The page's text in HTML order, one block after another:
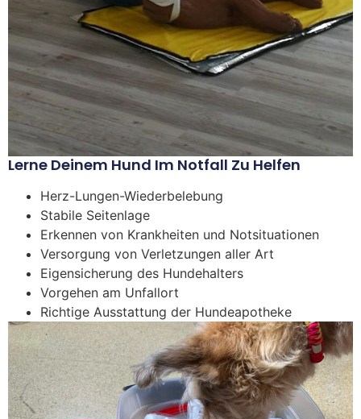
Lerne Deinem Hund Im Notfall Zu Helfen
Herz-Lungen-Wiederbelebung
Stabile Seitenlage
Erkennen von Krankheiten und Notsituationen
Versorgung von Verletzungen aller Art
Eigensicherung des Hundehalters
Vorgehen am Unfallort
Richtige Ausstattung der Hundeapotheke